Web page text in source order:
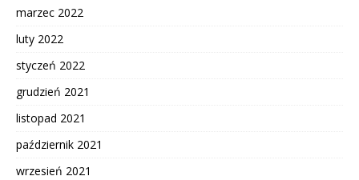
marzec 2022
luty 2022
styczeń 2022
grudzień 2021
listopad 2021
październik 2021
wrzesień 2021